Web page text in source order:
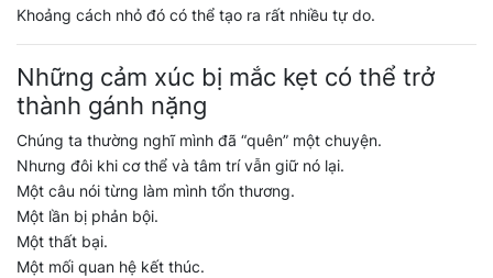
Khoảng cách nhỏ đó có thể tạo ra rất nhiều tự do.
Những cảm xúc bị mắc kẹt có thể trở
thành gánh nặng
Chúng ta thường nghĩ mình đã “quên” một chuyện.
Nhưng đôi khi cơ thể và tâm trí vẫn giữ nó lại.
Một câu nói từng làm mình tổn thương.
Một lần bị phản bội.
Một thất bại.
Một mối quan hệ kết thúc.